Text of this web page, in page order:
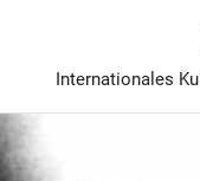
Internationales